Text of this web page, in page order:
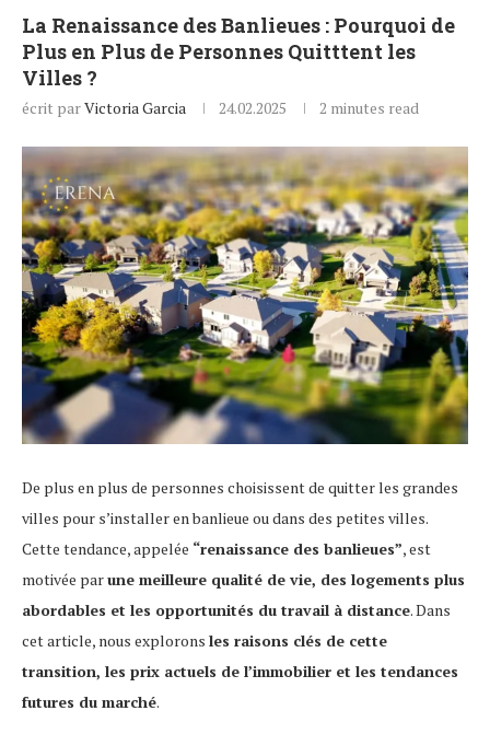
La Renaissance des Banlieues : Pourquoi de
Plus en Plus de Personnes Quitttent les
Villes ?
écrit parVictoria Garcia 24.02.2025 2 minutes read
De plus en plus de personnes choisissent de quitter les grandes
villes pour s’installer en banlieue ou dans des petites villes.
Cette tendance, appelée “renaissance des banlieues”, est
motivée parune meilleure qualité de vie, des logements plus
abordables et les opportunités du travail à distance. Dans
cet article, nous explorons les raisons clés de cette
transition, les prix actuels de l’immobilier et les tendances
futures du marché.